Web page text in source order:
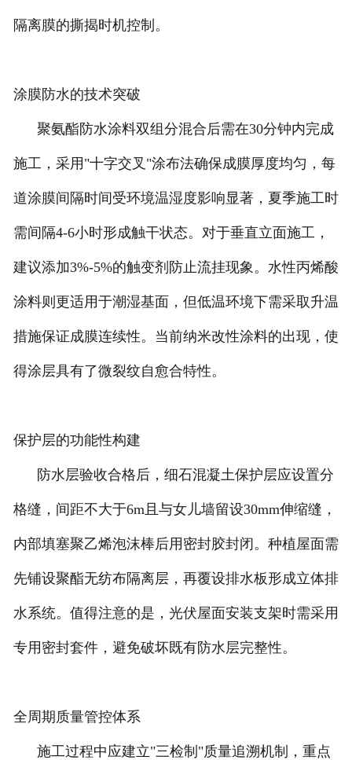
隔离膜的撕揭时机控制。
涂膜防水的技术突破
聚氨酯防水涂料双组分混合后需在30分钟内完成
施工，采用"十字交叉"涂布法确保成膜厚度均匀，每
道涂膜间隔时间受环境温湿度影响显著，夏季施工时
需间隔4-6小时形成触干状态。对于垂直立面施工，
建议添加3%-5%的触变剂防止流挂现象。水性丙烯酸
涂料则更适用于潮湿基面，但低温环境下需采取升温
措施保证成膜连续性。当前纳米改性涂料的出现，使
得涂层具有了微裂纹自愈合特性。
保护层的功能性构建
防水层验收合格后，细石混凝土保护层应设置分
格缝，间距不大于6m且与女儿墙留设30mm伸缩缝，
内部填塞聚乙烯泡沫棒后用密封胶封闭。种植屋面需
先铺设聚酯无纺布隔离层，再覆设排水板形成立体排
水系统。值得注意的是，光伏屋面安装支架时需采用
专用密封套件，避免破坏既有防水层完整性。
全周期质量管控体系
施工过程中应建立"三检制"质量追溯机制，重点